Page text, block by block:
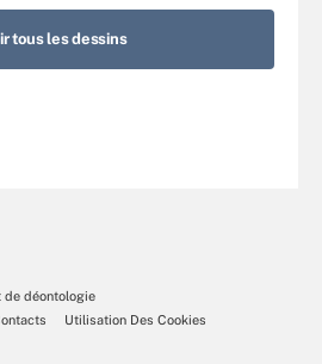
tous les dessins
de déontologie
Utilisation Des Cookies